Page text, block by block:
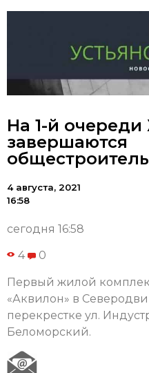
На 1-й очереди
завершаются
4 августа, 2021
16:58
сегодня 16:58
4 0
Первый жилой
«Аквилон» в
перекрестке ул.
Беломорский.